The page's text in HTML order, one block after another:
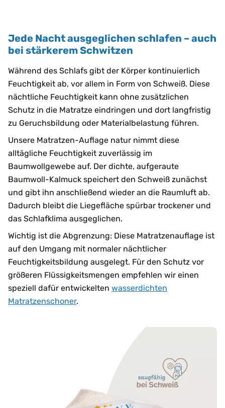
Jede Nacht ausgeglichen schlafen – auch
bei stärkerem Schwitzen
Während des Schlafs gibt der Körper kontinuierlich
Feuchtigkeit ab, vor allem in Form von Schweiß. Diese
nächtliche Feuchtigkeit kann ohne zusätzlichen
Schutz in die Matratze eindringen und dort langfristig
zu Geruchsbildung oder Materialbelastung führen.
Unsere Matratzen-Auflage natur nimmt diese
alltägliche Feuchtigkeit zuverlässig im
Baumwollgewebe auf. Der dichte, aufgeraute
Baumwoll-Kalmuck speichert den Schweiß zunächst
und gibt ihn anschließend wieder an die Raumluft ab.
Dadurch bleibt die Liegefläche spürbar trockener und
das Schlafklima ausgeglichen.
Wichtig ist die Abgrenzung: Diese Matratzenauflage ist
auf den Umgang mit normaler nächtlicher
Feuchtigkeitsbildung ausgelegt. Für den Schutz vor
größeren Flüssigkeitsmengen empfehlen wir einen
speziell dafür entwickelten wasserdichten
Matratzenschoner.